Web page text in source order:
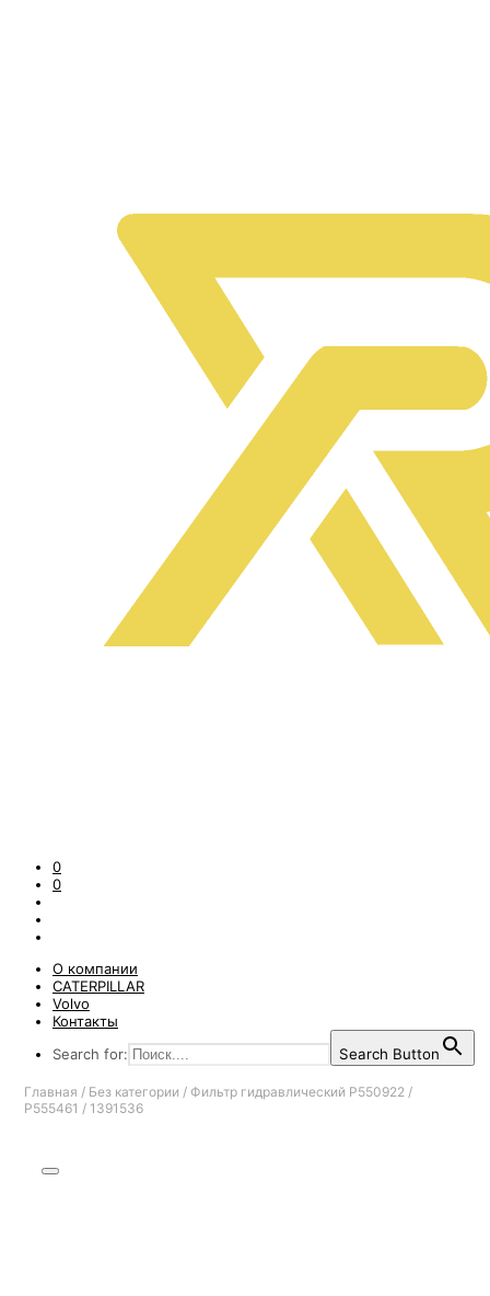
0
0
О компании
CATERPILLAR
Volvo
Контакты
Search for:
Search Button
Главная / Без категории / Фильтр гидравлический P550922 /
P555461 / 1391536